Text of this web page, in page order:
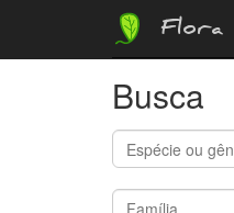
Flora
Busca